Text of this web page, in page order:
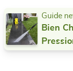
Guide
Bien